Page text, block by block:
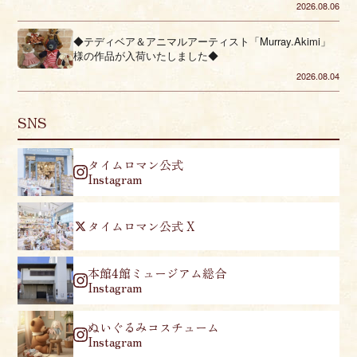
2026.08.06
◆テディベア＆アニマルアーティスト「Murray.Akimi」
様の作品が入荷いたしました◆
2026.08.04
SNS
タイムロマン公式
Instagram
タイムロマン公式 X
本館4館ミュージアム総合
Instagram
ぬいぐるみコスチューム
Instagram